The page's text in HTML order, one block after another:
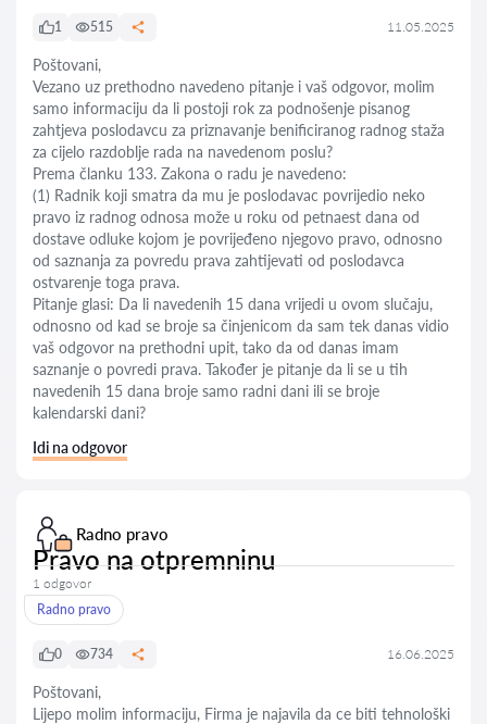
1 515 11.05.2025
Poštovani,
Vezano uz prethodno navedeno pitanje i vaš odgovor, molim
samo informaciju da li postoji rok za podnošenje pisanog
zahtjeva poslodavcu za priznavanje benificiranog radnog staža
za cijelo razdoblje rada na navedenom poslu?
Prema članku 133. Zakona o radu je navedeno:
(1) Radnik koji smatra da mu je poslodavac povrijedio neko
pravo iz radnog odnosa može u roku od petnaest dana od
dostave odluke kojom je povrijeđeno njegovo pravo, odnosno
od saznanja za povredu prava zahtijevati od poslodavca
ostvarenje toga prava.
Pitanje glasi: Da li navedenih 15 dana vrijedi u ovom slučaju,
odnosno od kad se broje sa činjenicom da sam tek danas vidio
vaš odgovor na prethodni upit, tako da od danas imam
saznanje o povredi prava. Također je pitanje da li se u tih
navedenih 15 dana broje samo radni dani ili se broje
kalendarski dani?
Idi na odgovor
Radno pravo
Pravo na otpremninu
1 odgovor
Radno pravo
0 734 16.06.2025
Poštovani,
Lijepo molim informaciju, Firma je najavila da ce biti tehnološki